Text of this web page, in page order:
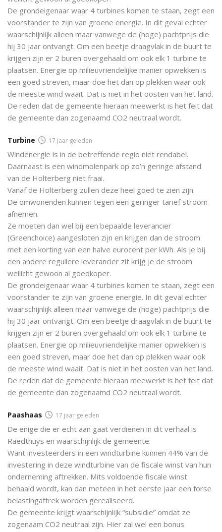
De grondeigenaar waar 4 turbines komen te staan, zegt een
voorstander te zijn van groene energie. In dit geval echter
waarschijnlijk alleen maar vanwege de (hoge) pachtprijs die
hij 30 jaar ontvangt. Om een beetje draagvlak in de buurt te
krijgen zijn er 2 buren overgehaald om ook elk 1 turbine te
plaatsen. Energie op milieuvriendelijke manier opwekken is
een goed streven, maar doe het dan op plekken waar ook
de meeste wind waait. Dat is niet in het oosten van het land.
De reden dat de gemeente hieraan meewerkt is het feit dat
de gemeente dan zogenaamd CO2 neutraal wordt.
Turbine 17 jaar geleden
Windenergie is in de betreffende regio niet rendabel.
Daarnaast is een windmolenpark op zo’n geringe afstand
van de Holterberg niet fraai.
Vanaf de Holterberg zullen deze heel goed te zien zijn.
De omwonenden kunnen tegen een geringer tarief stroom
afnemen.
Ze moeten dan wel bij een bepaalde leverancier
(Greenchoice) aangesloten zijn en krijgen dan de stroom
met een korting van een halve eurocent per kWh. Als je bij
een andere reguliere leverancier zit krijg je de stroom
wellicht gewoon al goedkoper.
De grondeigenaar waar 4 turbines komen te staan, zegt een
voorstander te zijn van groene energie. In dit geval echter
waarschijnlijk alleen maar vanwege de (hoge) pachtprijs die
hij 30 jaar ontvangt. Om een beetje draagvlak in de buurt te
krijgen zijn er 2 buren overgehaald om ook elk 1 turbine te
plaatsen. Energie op milieuvriendelijke manier opwekken is
een goed streven, maar doe het dan op plekken waar ook
de meeste wind waait. Dat is niet in het oosten van het land.
De reden dat de gemeente hieraan meewerkt is het feit dat
de gemeente dan zogenaamd CO2 neutraal wordt.
Paashaas 17 jaar geleden
De enige die er echt aan gaat verdienen in dit verhaal is
Raedthuys en waarschijnlijk de gemeente.
Want investeerders in een windturbine kunnen 44% van de
investering in deze windturbine van de fiscale winst van hun
onderneming aftrekken. Mits voldoende fiscale winst
behaald wordt, kan dan meteen in het eerste jaar een forse
belastingaftrek worden gerealiseerd.
De gemeente krijgt waarschijnlijk “subsidie” omdat ze
zogenaam CO2 neutraal zijn. Hier zal wel een bonus